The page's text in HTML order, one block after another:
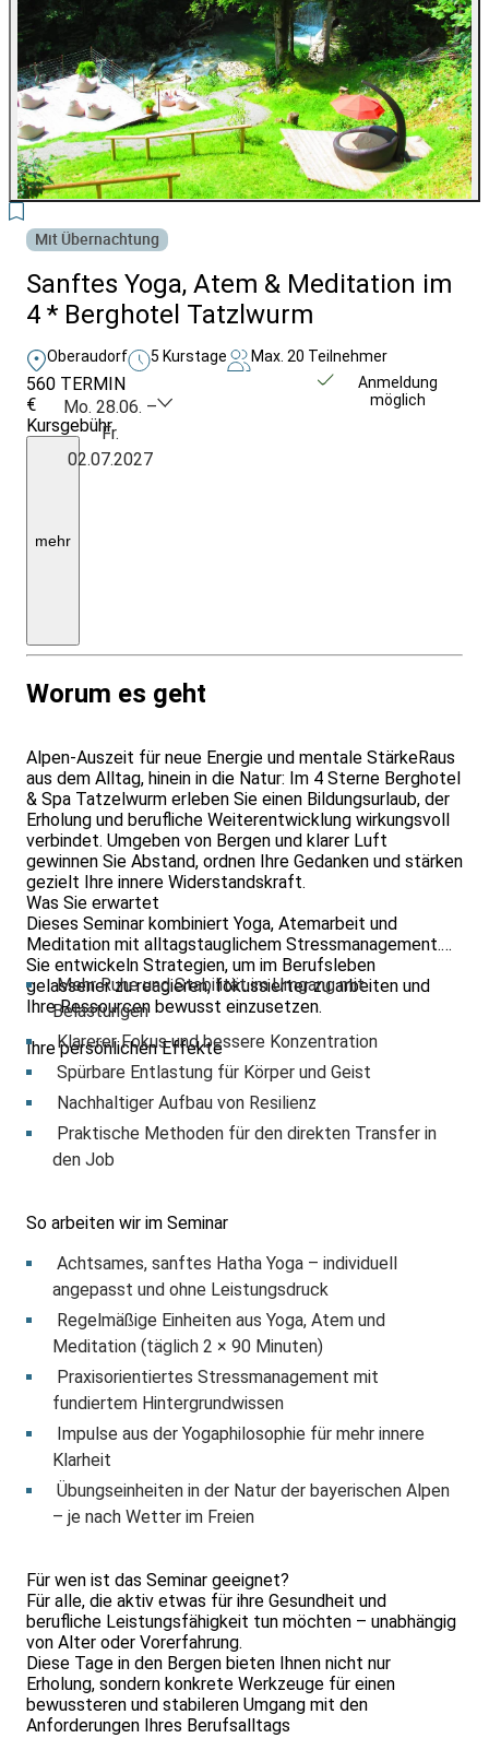
Mit Übernachtung
Sanftes Yoga, Atem & Meditation im
4 * Berghotel Tatzlwurm
Oberaudorf 5 Kurstage Max. 20 Teilnehmer
560
€
Kursgebühr
inkl.
MWST,
Hotel
Tatzlwurm
mehr
TERMIN
Mo. 28.06. –
Fr.
02.07.2027
Anmeldung
möglich
Worum es geht
Alpen-Auszeit für neue Energie und mentale StärkeRaus
aus dem Alltag, hinein in die Natur: Im 4 Sterne Berghotel
& Spa Tatzelwurm erleben Sie einen Bildungsurlaub, der
Erholung und berufliche Weiterentwicklung wirkungsvoll
verbindet. Umgeben von Bergen und klarer Luft
gewinnen Sie Abstand, ordnen Ihre Gedanken und stärken
gezielt Ihre innere Widerstandskraft.
Was Sie erwartet
Dieses Seminar kombiniert Yoga, Atemarbeit und
Meditation mit alltagstauglichem Stressmanagement.
Sie entwickeln Strategien, um im Berufsleben
gelassener zu reagieren, fokussierter zu arbeiten und
Ihre Ressourcen bewusst einzusetzen.
Ihre persönlichen Effekte
Mehr Ruhe und Stabilität im Umgang mit
Belastungen
Klarerer Fokus und bessere Konzentration
Spürbare Entlastung für Körper und Geist
Nachhaltiger Aufbau von Resilienz
Praktische Methoden für den direkten Transfer in
den Job
So arbeiten wir im Seminar
Achtsames, sanftes Hatha Yoga – individuell
angepasst und ohne Leistungsdruck
Regelmäßige Einheiten aus Yoga, Atem und
Meditation (täglich 2 × 90 Minuten)
Praxisorientiertes Stressmanagement mit
fundiertem Hintergrundwissen
Impulse aus der Yogaphilosophie für mehr innere
Klarheit
Übungseinheiten in der Natur der bayerischen Alpen
– je nach Wetter im Freien
Für wen ist das Seminar geeignet?
Für alle, die aktiv etwas für ihre Gesundheit und
berufliche Leistungsfähigkeit tun möchten – unabhängig
von Alter oder Vorerfahrung.
Diese Tage in den Bergen bieten Ihnen nicht nur
Erholung, sondern konkrete Werkzeuge für einen
bewussteren und stabileren Umgang mit den
Anforderungen Ihres Berufsalltags